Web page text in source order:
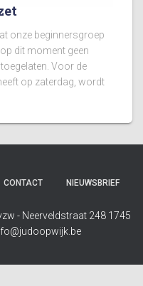
onze beginnersgroep
dit moment geen
Voor de
op zaterdag, wordt
CONTACT NIEUWSBRIEF
- Neerveldstraat 248 1745